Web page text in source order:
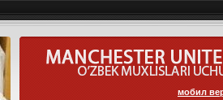
мобил